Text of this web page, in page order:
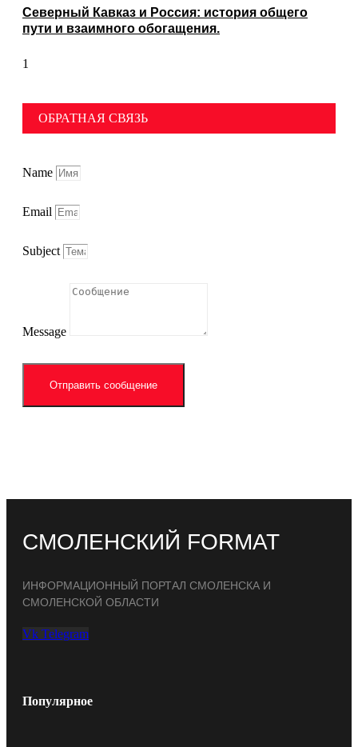
Северный Кавказ и Россия: история общего
пути и взаимного обогащения.
ОБРАТНАЯ СВЯЗЬ
Name
Email
Subject
Message
Отправить сообщение
СМОЛЕНСКИЙ FORMAT
ИНФОРМАЦИОННЫЙ ПОРТАЛ СМОЛЕНСКА И
СМОЛЕНСКОЙ ОБЛАСТИ
Vk Telegram
Популярное